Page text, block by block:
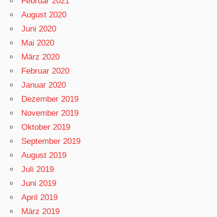
August 2020
Juni 2020
Mai 2020
März 2020
Februar 2020
Januar 2020
Dezember 2019
November 2019
Oktober 2019
September 2019
August 2019
Juli 2019
Juni 2019
April 2019
März 2019